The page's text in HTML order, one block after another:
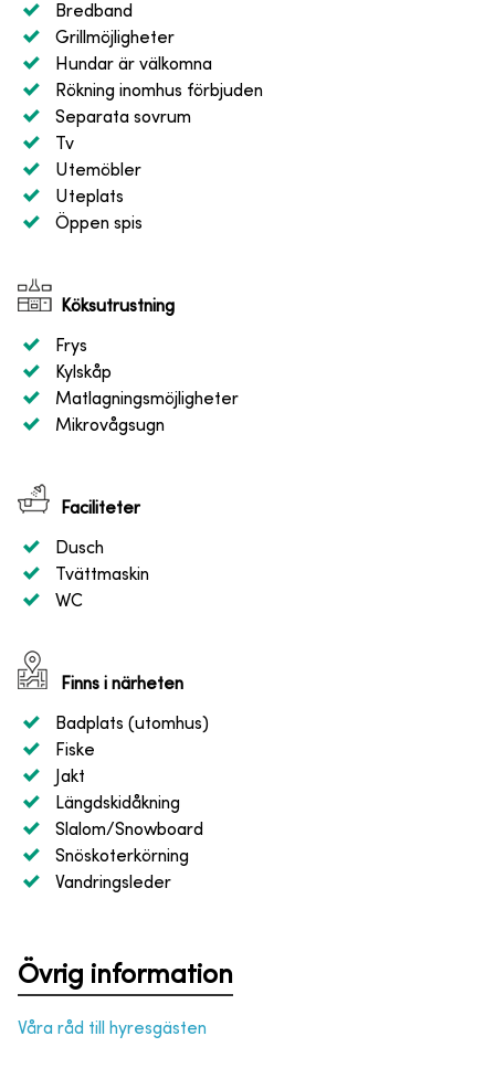
Bredband
Grillmöjligheter
Hundar är välkomna
Rökning inomhus förbjuden
Separata sovrum
Tv
Utemöbler
Uteplats
Öppen spis
Köksutrustning
Frys
Kylskåp
Matlagningsmöjligheter
Mikrovågsugn
Faciliteter
Dusch
Tvättmaskin
WC
Finns i närheten
Badplats (utomhus)
Fiske
Jakt
Längdskidåkning
Slalom/Snowboard
Snöskoterkörning
Vandringsleder
Övrig information
Våra råd till hyresgästen